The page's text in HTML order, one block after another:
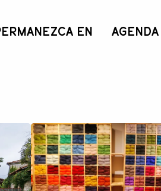
EN AGENDA